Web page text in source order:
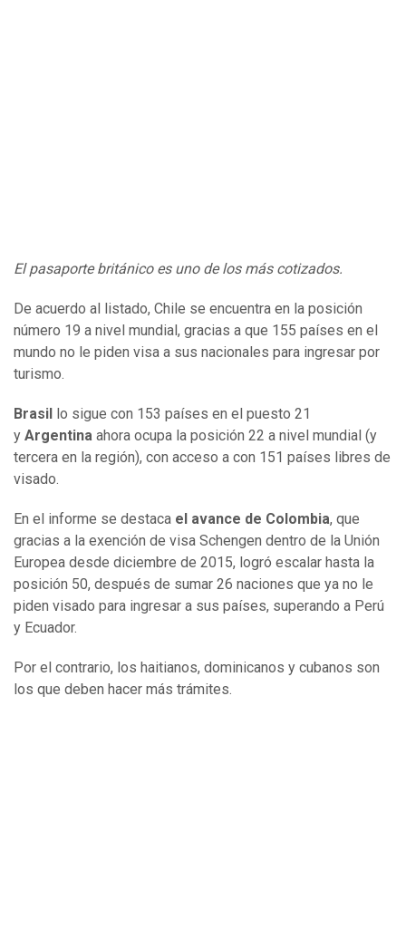
El pasaporte británico es uno de los más cotizados.
De acuerdo al listado, Chile se encuentra en la posición
número 19 a nivel mundial, gracias a que 155 países en el
mundo no le piden visa a sus nacionales para ingresar por
turismo.
Brasil
lo sigue con 153 países en el puesto 21
y Argentina ahora ocupa la posición 22 a nivel mundial (y
tercera en la región), con acceso a con 151 países libres de
visado.
En el informe se destaca el avance de Colombia, que
gracias a la exención de visa Schengen dentro de la Unión
Europea desde diciembre de 2015, logró escalar hasta la
posición 50, después de sumar 26 naciones que ya no le
piden visado para ingresar a sus países, superando a Perú
y Ecuador.
Por el contrario, los haitianos, dominicanos y cubanos son
los que deben hacer más trámites.